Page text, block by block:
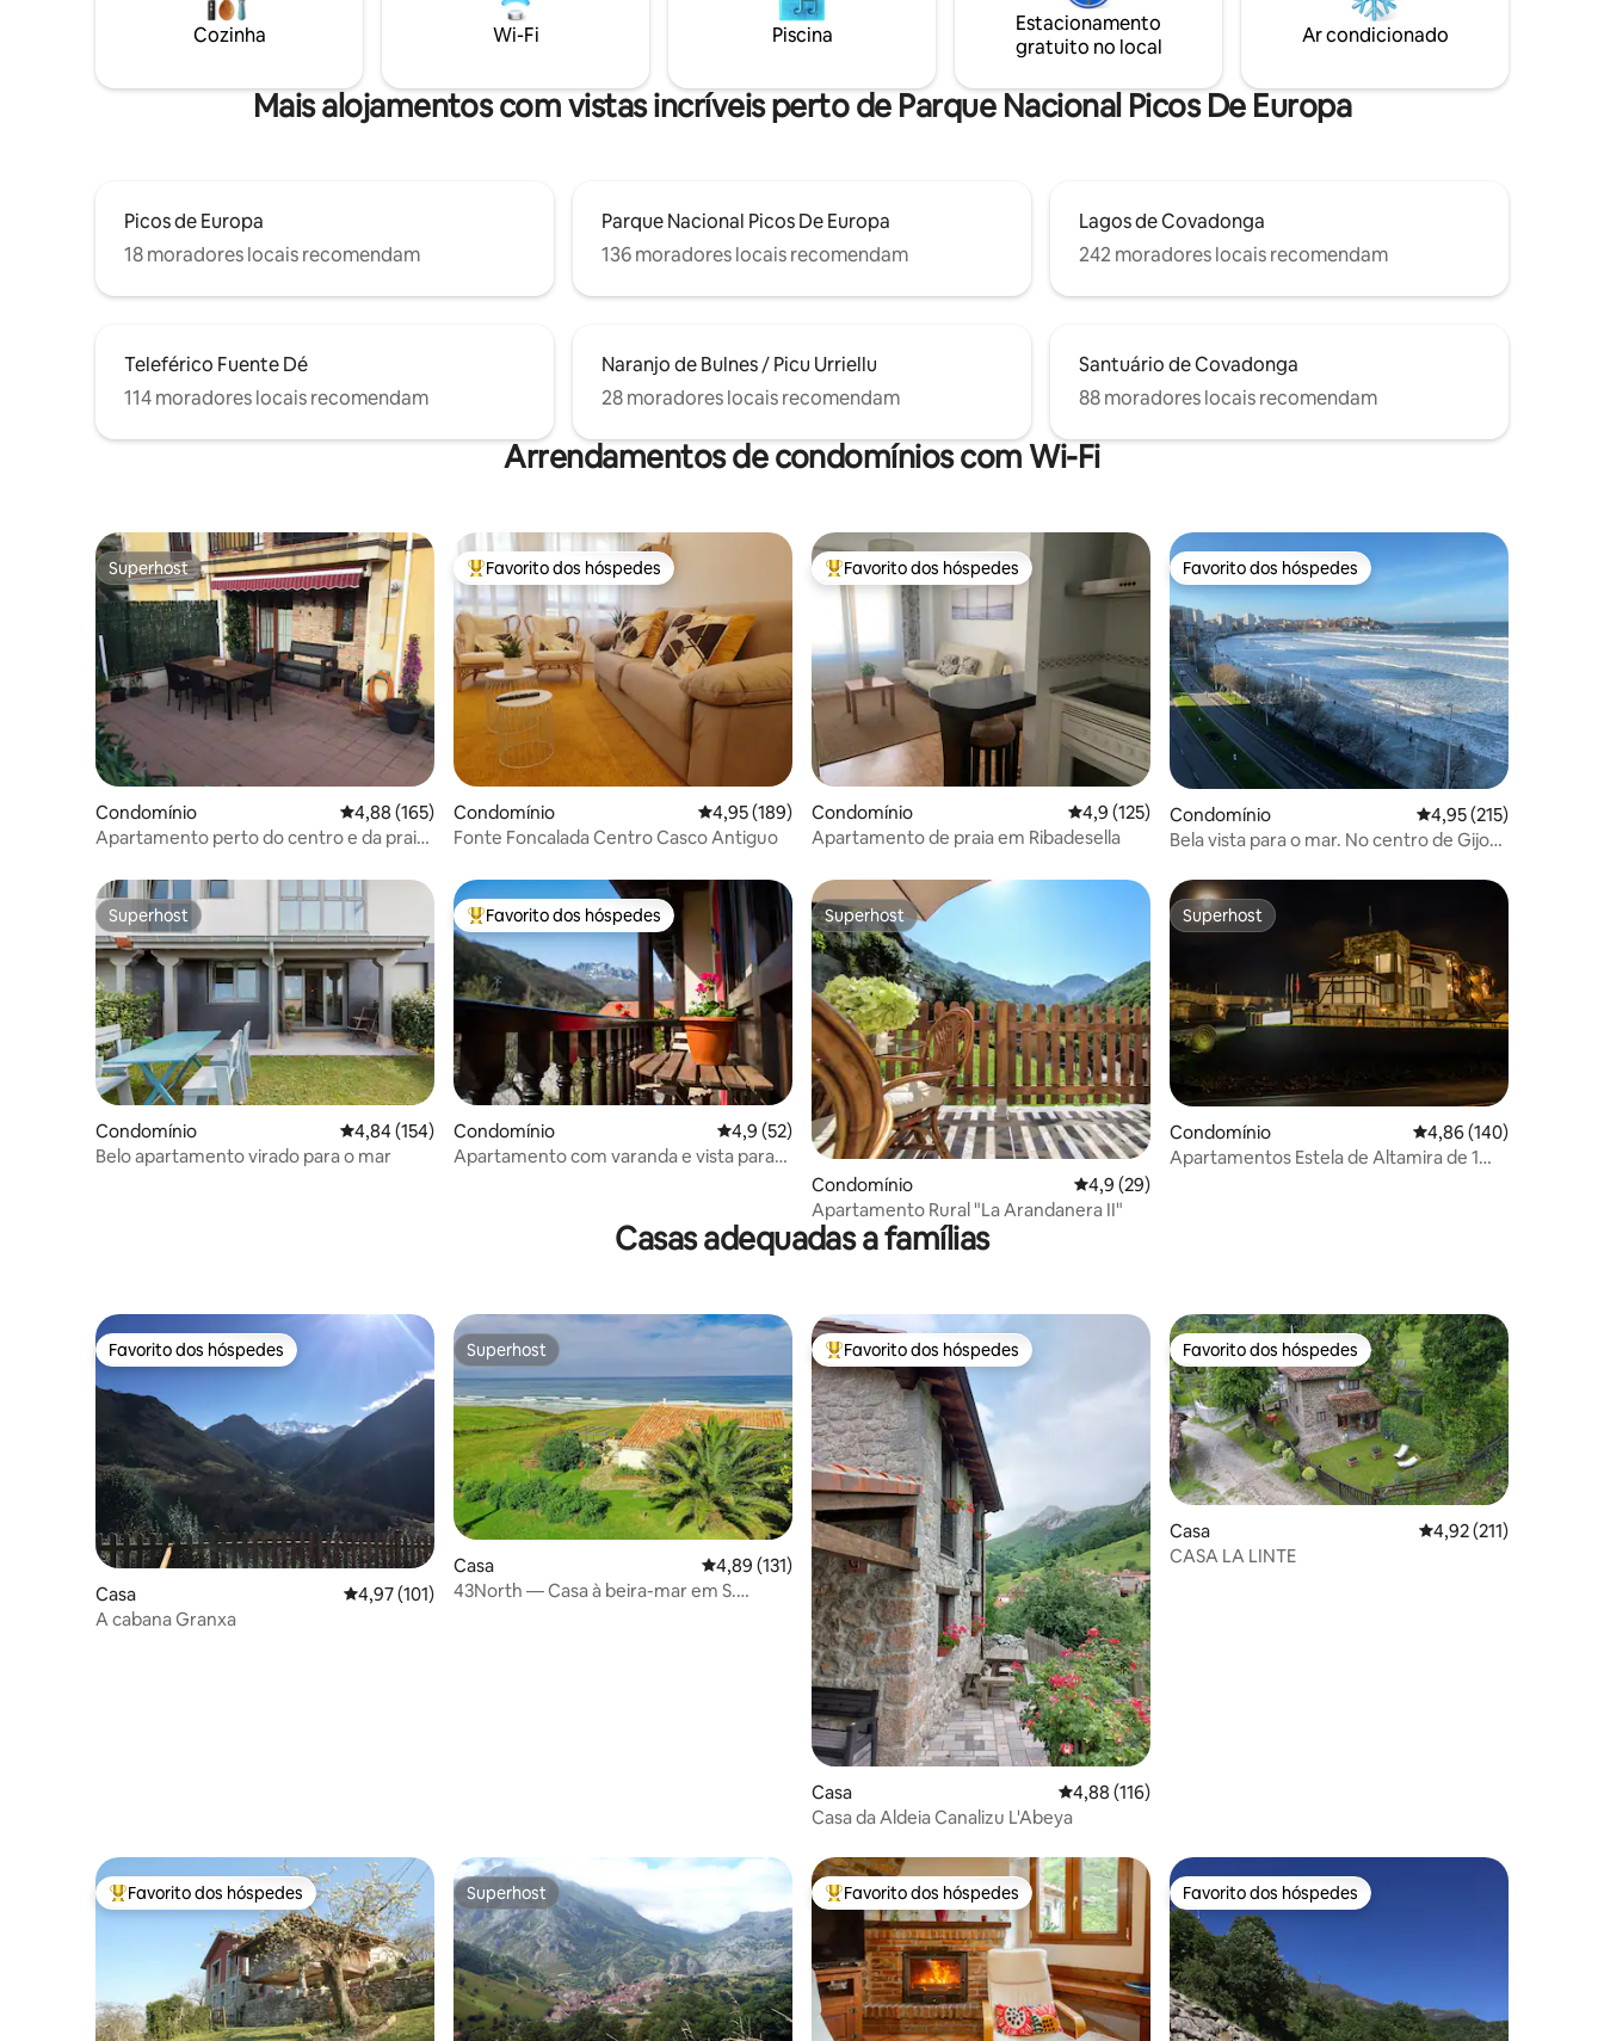
natural excecional. Mar e montanha.
espaçosos.
descansar após um dia ativo entre o mar,
as montanhas e a boa comida.
Cozinha Wi-Fi Piscina
Estacionamento
gratuito no local
Ar condicionado
Mais alojamentos com vistas incríveis perto de Parque Nacional Picos De Europa
Picos de Europa
18 moradores locais recomendam
Parque Nacional Picos De Europa
136 moradores locais recomendam
Lagos de Covadonga
242 moradores locais recomendam
Teleférico Fuente Dé
114 moradores locais recomendam
Naranjo de Bulnes / Picu Urriellu
28 moradores locais recomendam
Santuário de Covadonga
88 moradores locais recomendam
Arrendamentos de condomínios com Wi-Fi
Superhost
Superhost
Condomínio Classificação média de 4,88 em 5 estrelas, 165avaliações
4,88 (165)
Apartamento perto do centro e da praia
Favoritos dos hóspedes mais apreciados
Favorito dos hóspedes
Condomínio Classificação média de 4,95 em 5 estrelas, 189avaliações
4,95 (189)
Fonte Foncalada Centro Casco Antiguo
Favoritos dos hóspedes mais apreciados
Favorito dos hóspedes
Condomínio Classificação média de 4,9 em 5 estrelas, 125avaliações
4,9 (125)
Apartamento de praia em Ribadesella
Favorito dos hóspedes
Favorito dos hóspedes
Condomínio Classificação média
4,95 (215)
Bela vista para o mar. No centro de Gijon.
Superhost
Superhost
Condomínio Classificação média de 4,84 em 5 estrelas, 154avaliações
4,84 (154)
Belo apartamento virado para o mar
Favoritos dos hóspedes mais apreciados
Favorito dos hóspedes
Condomínio Classificação média de 4,9 em 5 estrelas, 52avaliações
4,9 (52)
Apartamento com varanda e vista para
Superhost
Superhost
Condomínio Classificação média de 4,9 em 5 estrelas, 29avaliações
4,9 (29)
Apartamento Rural "La Arandanera II"
Superhost
Superhost
Condomínio Classificação média
4,86 (140)
Apartamentos Estela de Altamira de 1
Casas adequadas a famílias
Favorito dos hóspedes
Favorito dos hóspedes
Casa Classificação média de 4,97 em 5 estrelas, 101avaliações
4,97 (101)
A cabana Granxa
Superhost
Superhost
Casa Classificação média de 4,89 em 5 estrelas, 131avaliações
4,89 (131)
43North — Casa à beira-mar em S.
Favoritos dos hóspedes mais apreciados
Favorito dos hóspedes
Casa Classificação média de 4,88 em 5 estrelas, 116avaliações
4,88 (116)
Casa da Aldeia Canalizu L'Abeya
Favorito dos hóspedes
Favorito dos hóspedes
Casa Classificação média
4,92 (211)
CASA LA LINTE
Favoritos dos hóspedes mais apreciados
Favorito dos hóspedes Superhost
Superhost Favoritos dos hóspedes mais apreciados
Favorito dos hóspedes Favorito dos hóspedes
Favorito dos hóspedes